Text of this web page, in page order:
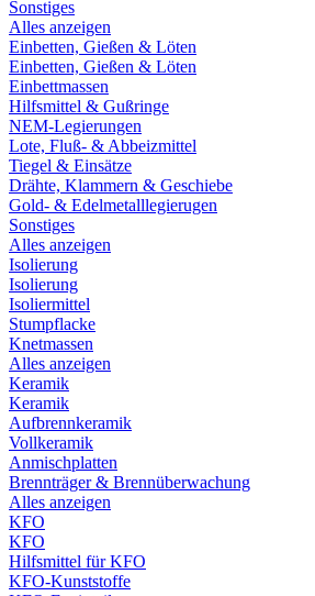
Sonstiges
Alles anzeigen
Einbetten, Gießen & Löten
Einbetten, Gießen & Löten
Einbettmassen
Hilfsmittel & Gußringe
NEM-Legierungen
Lote, Fluß- & Abbeizmittel
Tiegel & Einsätze
Drähte, Klammern & Geschiebe
Gold- & Edelmetalllegierugen
Sonstiges
Alles anzeigen
Isolierung
Isolierung
Isoliermittel
Stumpflacke
Knetmassen
Alles anzeigen
Keramik
Keramik
Aufbrennkeramik
Vollkeramik
Anmischplatten
Brennträger & Brennüberwachung
Alles anzeigen
KFO
KFO
Hilfsmittel für KFO
KFO-Kunststoffe